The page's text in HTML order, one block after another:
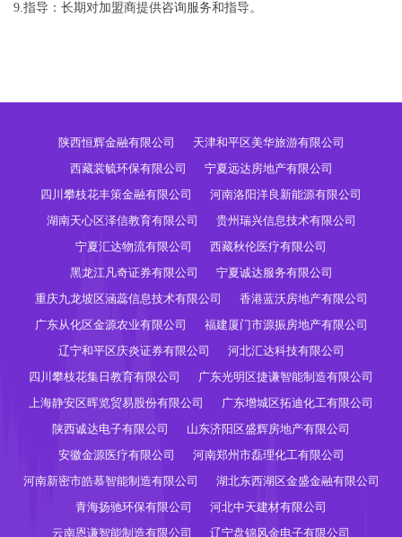
9.指导：长期对加盟商提供咨询服务和指导。
陕西恒辉金融有限公司
天津和平区美华旅游有限公司
西藏裳毓环保有限公司
宁夏远达房地产有限公司
四川攀枝花丰策金融有限公司
河南洛阳洋良新能源有限公司
湖南天心区泽信教育有限公司
贵州瑞兴信息技术有限公司
宁夏汇达物流有限公司
西藏秋伦医疗有限公司
黑龙江凡奇证券有限公司
宁夏诚达服务有限公司
重庆九龙坡区涵蕊信息技术有限公司
香港蓝沃房地产有限公司
广东从化区金源农业有限公司
福建厦门市源振房地产有限公司
辽宁和平区庆炎证券有限公司
河北汇达科技有限公司
四川攀枝花集日教育有限公司
广东光明区捷谦智能制造有限公司
上海静安区晖览贸易股份有限公司
广东增城区拓迪化工有限公司
陕西诚达电子有限公司
山东济阳区盛辉房地产有限公司
安徽金源医疗有限公司
河南郑州市磊理化工有限公司
河南新密市皓慕智能制造有限公司
湖北东西湖区金盛金融有限公司
青海扬驰环保有限公司
河北中天建材有限公司
云南恩谦智能制造有限公司
辽宁盘锦风金电子有限公司